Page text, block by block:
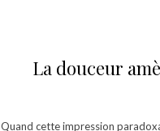
La douceur
Quand cette impression